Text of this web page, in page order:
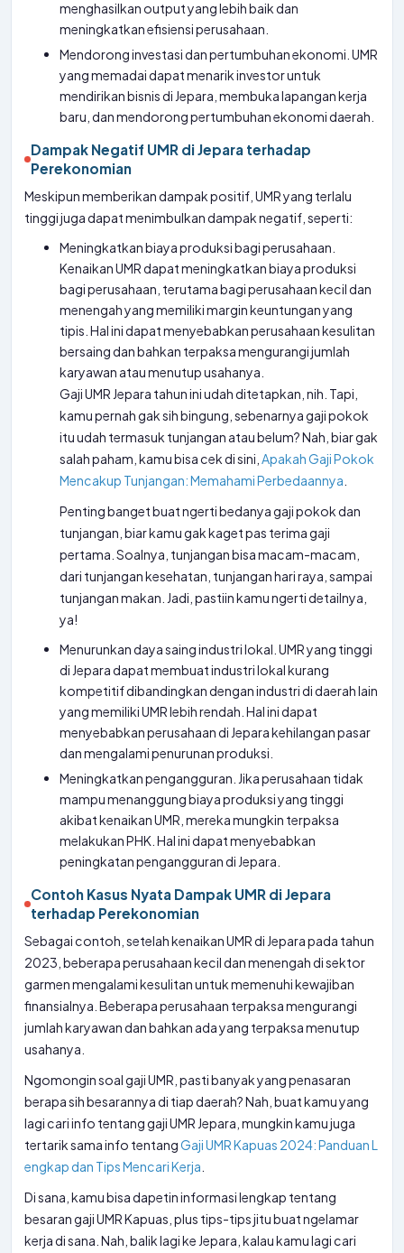
menghasilkan output yang lebih baik dan
meningkatkan efisiensi perusahaan.
Mendorong investasi dan pertumbuhan ekonomi. UMR
yang memadai dapat menarik investor untuk
mendirikan bisnis di Jepara, membuka lapangan kerja
baru, dan mendorong pertumbuhan ekonomi daerah.
Dampak Negatif UMR di Jepara terhadap
Perekonomian
Meskipun memberikan dampak positif, UMR yang terlalu
tinggi juga dapat menimbulkan dampak negatif, seperti:
Meningkatkan biaya produksi bagi perusahaan.
Kenaikan UMR dapat meningkatkan biaya produksi
bagi perusahaan, terutama bagi perusahaan kecil dan
menengah yang memiliki margin keuntungan yang
tipis. Hal ini dapat menyebabkan perusahaan kesulitan
bersaing dan bahkan terpaksa mengurangi jumlah
karyawan atau menutup usahanya.
Gaji UMR Jepara tahun ini udah ditetapkan, nih. Tapi,
kamu pernah gak sih bingung, sebenarnya gaji pokok
itu udah termasuk tunjangan atau belum? Nah, biar gak
salah paham, kamu bisa cek di sini,Apakah Gaji Pokok
Mencakup Tunjangan: Memahami Perbedaannya
Penting banget buat ngerti bedanya gaji pokok dan
tunjangan, biar kamu gak kaget pas terima gaji
pertama. Soalnya, tunjangan bisa macam-macam,
dari tunjangan kesehatan, tunjangan hari raya, sampai
tunjangan makan. Jadi, pastiin kamu ngerti detailnya,
ya!
Menurunkan daya saing industri lokal. UMR yang tinggi
di Jepara dapat membuat industri lokal kurang
kompetitif dibandingkan dengan industri di daerah lain
yang memiliki UMR lebih rendah. Hal ini dapat
menyebabkan perusahaan di Jepara kehilangan pasar
dan mengalami penurunan produksi.
Meningkatkan pengangguran. Jika perusahaan tidak
mampu menanggung biaya produksi yang tinggi
akibat kenaikan UMR, mereka mungkin terpaksa
melakukan PHK. Hal ini dapat menyebabkan
peningkatan pengangguran di Jepara.
Contoh Kasus Nyata Dampak UMR di Jepara
terhadap Perekonomian
Sebagai contoh, setelah kenaikan UMR di Jepara pada tahun
2023, beberapa perusahaan kecil dan menengah di sektor
garmen mengalami kesulitan untuk memenuhi kewajiban
finansialnya. Beberapa perusahaan terpaksa mengurangi
jumlah karyawan dan bahkan ada yang terpaksa menutup
usahanya.
Ngomongin soal gaji UMR, pasti banyak yang penasaran
berapa sih besarannya di tiap daerah? Nah, buat kamu yang
lagi cari info tentang gaji UMR Jepara, mungkin kamu juga
tertarik sama info tentangGaji UMR Kapuas 2024: Panduan L
engkap dan Tips Mencari Kerja
Di sana, kamu bisa dapetin informasi lengkap tentang
besaran gaji UMR Kapuas, plus tips-tips jitu buat ngelamar
kerja di sana. Nah, balik lagi ke Jepara, kalau kamu lagi cari